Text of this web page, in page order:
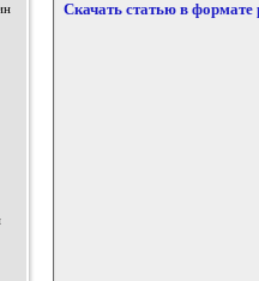
Скачать статью в формате